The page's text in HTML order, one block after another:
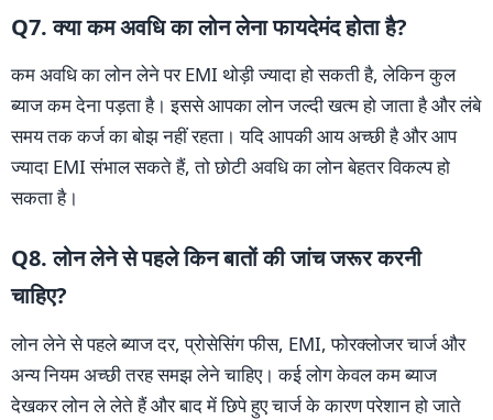
Q7. क्या कम अवधि का लोन लेना फायदेमंद होता है?
कम अवधि का लोन लेने पर EMI थोड़ी ज्यादा हो सकती है, लेकिन कुल
ब्याज कम देना पड़ता है। इससे आपका लोन जल्दी खत्म हो जाता है और लंबे
समय तक कर्ज का बोझ नहीं रहता। यदि आपकी आय अच्छी है और आप
ज्यादा EMI संभाल सकते हैं, तो छोटी अवधि का लोन बेहतर विकल्प हो
सकता है।
Q8. लोन लेने से पहले किन बातों की जांच जरूर करनी
चाहिए?
लोन लेने से पहले ब्याज दर, प्रोसेसिंग फीस, EMI, फोरक्लोजर चार्ज और
अन्य नियम अच्छी तरह समझ लेने चाहिए। कई लोग केवल कम ब्याज
देखकर लोन ले लेते हैं और बाद में छिपे हुए चार्ज के कारण परेशान हो जाते